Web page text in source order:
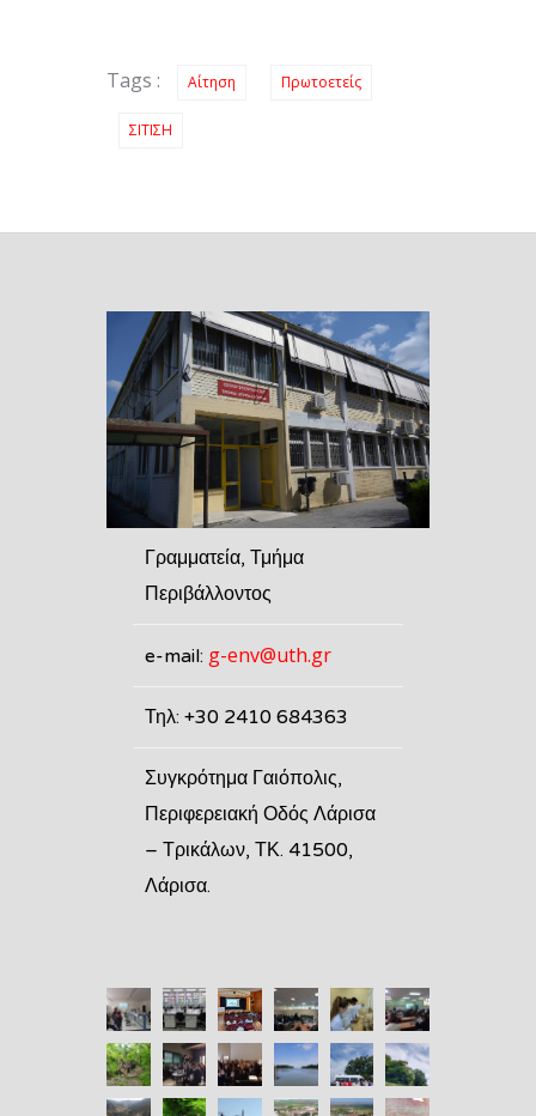
Tags : Αίτηση Πρωτοετείς
ΣΙΤΙΣΗ
Γραμματεία, Τμήμα
Περιβάλλοντος
e-mail: g-env@uth.gr
Τηλ: +30 2410 684363
Συγκρότημα Γαιόπολις,
Περιφερειακή Οδός Λάρισα
– Τρικάλων, ΤΚ. 41500,
Λάρισα.